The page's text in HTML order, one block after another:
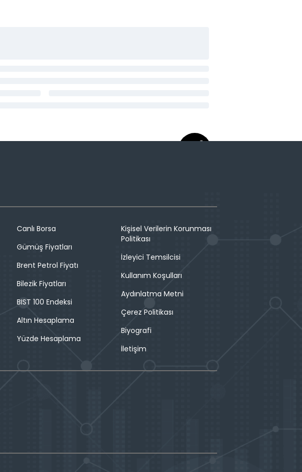
Canlı Borsa
Gümüş Fiyatları
Brent Petrol Fiyatı
Bilezik Fiyatları
BIST 100 Endeksi
Altın Hesaplama
Yüzde Hesaplama
Kişisel Verilerin Korunması
Politikası
İzleyici Temsilcisi
Kullanım Koşulları
Aydınlatma Metni
Çerez Politikası
Biyografi
İletişim